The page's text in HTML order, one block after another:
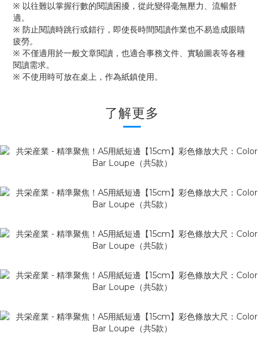
※ 以往難以掌握行數的閱讀困擾，從此變得毫無壓力、流暢舒
適。
※ 防止閱讀時跳行或錯行，即使長時間閱讀作業也不易造成眼睛
疲勞。
※ 不僅適用於一般文章閱讀，也適合事務文件、實驗圖表等各種
閱讀需求。
※ 不使用時可放在桌上，作為紙鎮使用。
了解更多